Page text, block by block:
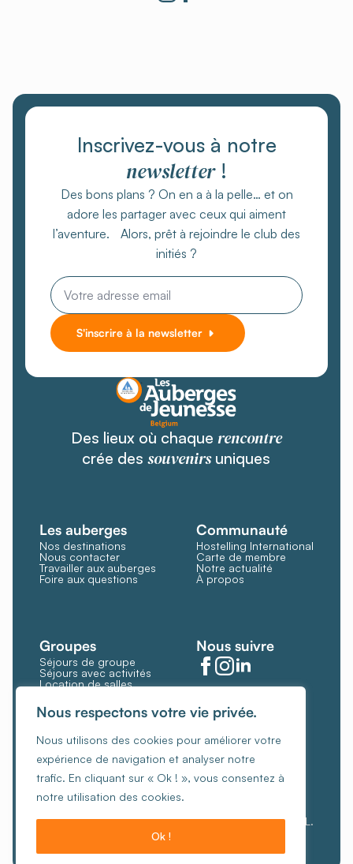
Je veux réserver !
Inscrivez-vous à notre
newsletter!
Des bons plans ? On en a à la pelle… et on
adore les partager avec ceux qui aiment
l’aventure. Alors, prêt à rejoindre le club des
initiés ?
Email
S'inscrire à la newsletter
Des lieux où chaque rencontre
crée dessouvenirsuniques
Les auberges
Nos destinations
Nous contacter
Travailler aux auberges
Foire aux questions
Communauté
Hostelling International
Carte de membre
Notre actualité
À propos
Groupes
Séjours de groupe
Séjours avec activités
Location de salles
Nous suivre
Gérer les cookies
Conditions générales
Politique de confidentialité
Charte de gestion éthique des revenus
© Copyright 2026, Les Auberges de Jeunesse ASBL.
Créé par Hungry Nuggets.
Nous respectons votre vie privée.
Nous utilisons des cookies pour améliorer votre
expérience de navigation et analyser notre
trafic. En cliquant sur « Ok ! », vous consentez à
notre utilisation des cookies.
Ok !